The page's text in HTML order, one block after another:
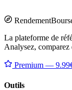
Rendement
La plateforme de
Analysez, comparez
Premium —
Outils